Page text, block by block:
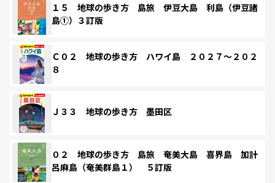
１５ 地球の歩き方 島旅 伊豆大島 利島（伊豆諸
島①）３訂版
Ｃ０２ 地球の歩き方 ハワイ島 ２０２７～２０２
８
Ｊ３３ 地球の歩き方 墨田区
０２ 地球の歩き方 島旅 奄美大島 喜界島 加計
呂麻島（奄美群島１） ５訂版